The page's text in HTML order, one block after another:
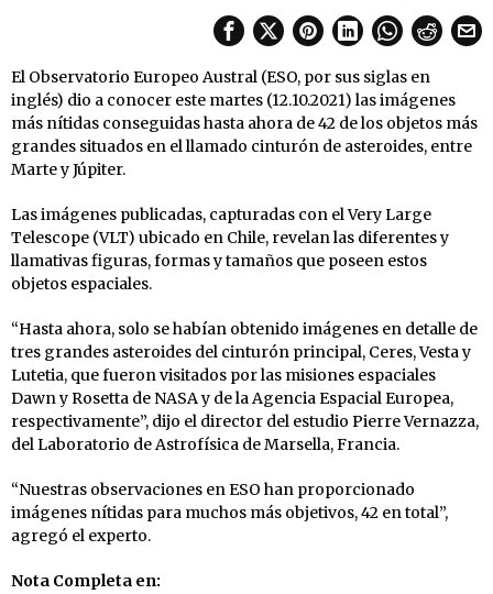
El Observatorio Europeo Austral (ESO, por sus siglas en
inglés) dio a conocer este martes (12.10.2021) las imágenes
más nítidas conseguidas hasta ahora de 42 de los objetos más
grandes situados en el llamado cinturón de asteroides, entre
Marte y Júpiter.
Las imágenes publicadas, capturadas con el Very Large
Telescope (VLT) ubicado en Chile, revelan las diferentes y
llamativas figuras, formas y tamaños que poseen estos
objetos espaciales.
“Hasta ahora, solo se habían obtenido imágenes en detalle de
tres grandes asteroides del cinturón principal, Ceres, Vesta y
Lutetia, que fueron visitados por las misiones espaciales
Dawn y Rosetta de NASA y de la Agencia Espacial Europea,
respectivamente”, dijo el director del estudio Pierre Vernazza,
del Laboratorio de Astrofísica de Marsella, Francia.
“Nuestras observaciones en ESO han proporcionado
imágenes nítidas para muchos más objetivos, 42 en total”,
agregó el experto.
Nota Completa en: